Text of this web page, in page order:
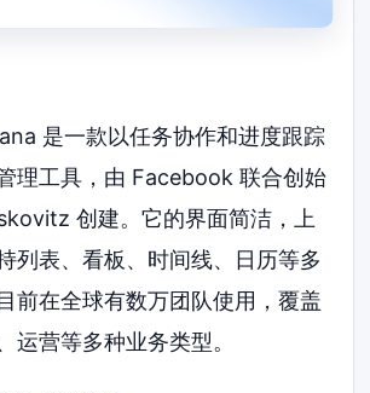
是一款以任务协作和进度跟踪
理工具，由 Facebook 联合创始
创建。它的界面简洁，上
列表、看板、时间线、日历等多
前在全球有数万团队使用，覆盖
运营等多种业务类型。